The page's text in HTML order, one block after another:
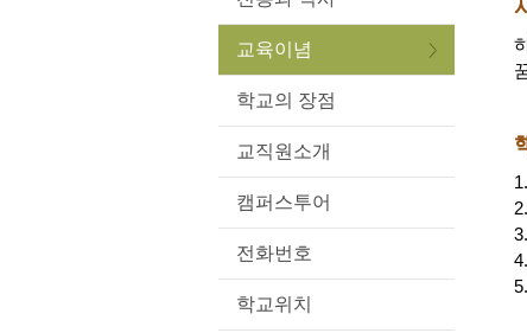
교육이념
학교의 장점
교직원소개
캠퍼스투어
전화번호
학교위치